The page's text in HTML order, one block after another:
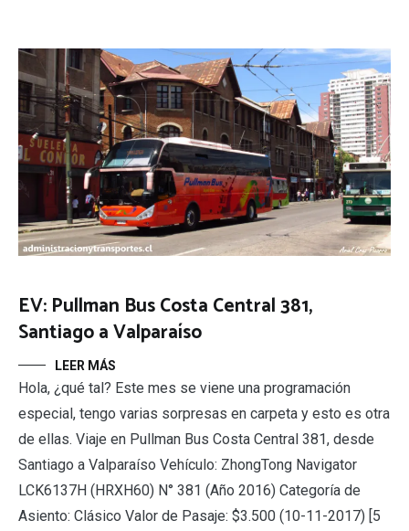
EV: Pullman Bus Costa Central 381,
Santiago a Valparaíso
LEER MÁS
Hola, ¿qué tal? Este mes se viene una programación
especial, tengo varias sorpresas en carpeta y esto es otra
de ellas. Viaje en Pullman Bus Costa Central 381, desde
Santiago a Valparaíso Vehículo: ZhongTong Navigator
LCK6137H (HRXH60) N° 381 (Año 2016) Categoría de
Asiento: Clásico Valor de Pasaje: $3.500 (10-11-2017) [5